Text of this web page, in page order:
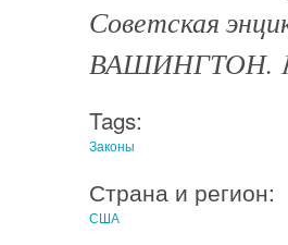
Советская
ВАШИНГТОН.
Tags:
Законы
Страна и регион:
США